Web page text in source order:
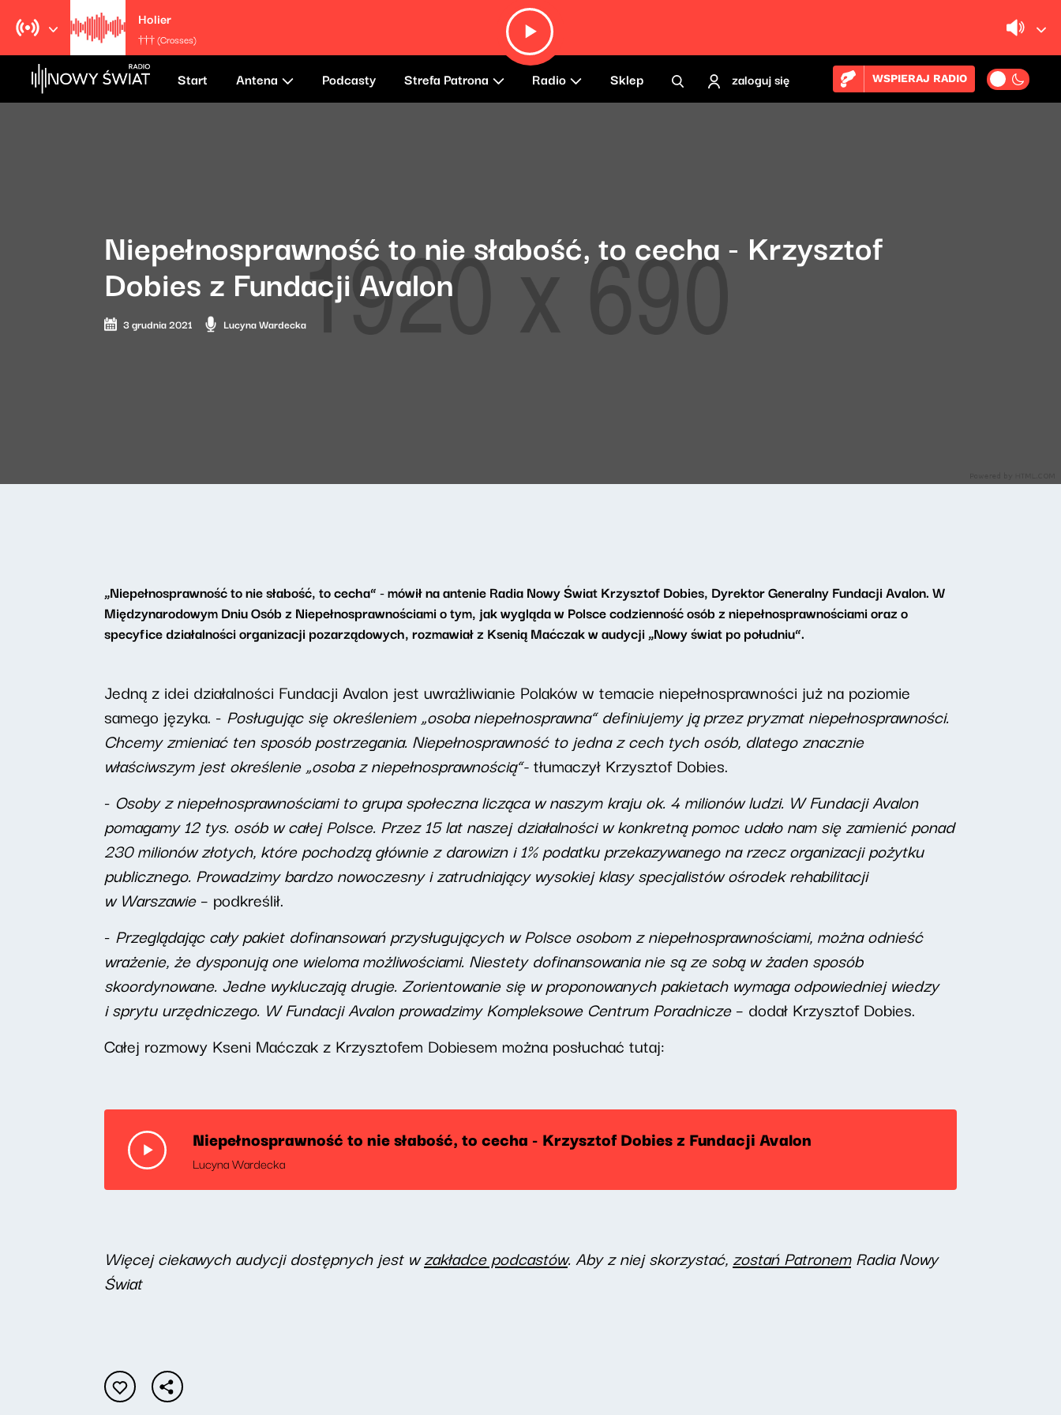
Holier
††† (Crosses)
Start Antena Podcasty Strefa Patrona Radio Sklep zaloguj się WSPIERAJ RADIO
Niepełnosprawność to nie słabość, to cecha - Krzysztof
Dobies z Fundacji Avalon
3 grudnia 2021 Lucyna Wardecka
„Niepełnosprawność to nie słabość, to cecha” - mówił na antenie Radia Nowy Świat Krzysztof Dobies, Dyrektor Generalny Fundacji Avalon. W
Międzynarodowym Dniu Osób z Niepełnosprawnościamio tym, jak wygląda w Polsce codzienność osób z niepełnosprawnościami orazo
specyfice działalności organizacji pozarządowych, rozmawiał z Ksenią Maćczak w audycji „Nowy świat po południu”.
Jedną z idei działalności Fundacji Avalon jest uwrażliwianie Polaków w temacie niepełnosprawności już na poziomie
samego języka. - Posługując się określeniem „osoba niepełnosprawna” definiujemy ją przez pryzmat niepełnosprawności.
Chcemy zmieniać ten sposób postrzegania. Niepełnosprawność to jedna z cech tych osób, dlatego znacznie
właściwszym jest określenie „osoba z niepełnosprawnością”-tłumaczył Krzysztof Dobies.
- Osoby z niepełnosprawnościami to grupa społeczna licząca w naszym kraju ok. 4 milionów ludzi. W Fundacji Avalon
pomagamy 12 tys. osób w całej Polsce. Przez 15 lat naszej działalności w konkretną pomoc udało nam się zamienić ponad
230 milionów złotych, które pochodzą głównie z darowizn i 1% podatku przekazywanego na rzecz organizacji pożytku
publicznego. Prowadzimy bardzo nowoczesny i zatrudniający wysokiej klasy specjalistów ośrodek rehabilitacji
w Warszawie– podkreślił.
- Przeglądając cały pakiet dofinansowań przysługujących w Polsce osobom z niepełnosprawnościami, można odnieść
wrażenie, że dysponują one wieloma możliwościami. Niestety dofinansowania nie są ze sobą w żaden sposób
skoordynowane. Jedne wykluczają drugie. Zorientowanie się w proponowanych pakietach wymaga odpowiedniej wiedzy
i sprytu urzędniczego. W Fundacji Avalon prowadzimy Kompleksowe Centrum Poradnicze– dodał Krzysztof Dobies.
Całej rozmowy Kseni Maćczak z Krzysztofem Dobiesem można posłuchać tutaj:
Niepełnosprawność to nie słabość, to cecha - Krzysztof Dobies z Fundacji Avalon
Lucyna Wardecka
Więcej ciekawych audycji dostępnych jest wzakładce podcastów. Aby z niej skorzystać, zostań PatronemRadia Nowy
Świat